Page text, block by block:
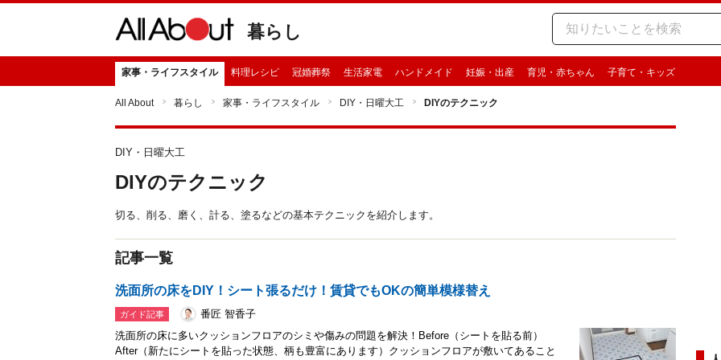
暮らし
家事・ライフスタイル 料理レシピ 冠婚葬祭 生活家電 ハンドメイド 妊娠・出産 育児・赤ちゃん 子育て・キッズ
All About 暮らし 家事・ライフスタイル DIY・日曜大工 DIYのテクニック
DIY・日曜大工
DIYのテクニック
切る、削る、磨く、計る、塗るなどの基本テクニックを紹介します。
記事一覧
洗面所の床をDIY！シート張るだけ！賃貸でもOKの簡単模様替え
ガイド記事
番匠 智香子
洗面所の床に多いクッションフロアのシミや傷みの問題を解決！Before（シートを貼る前）
After（新たにシートを貼った状態、柄も豊富にあります）クッションフロアが敷いてあること